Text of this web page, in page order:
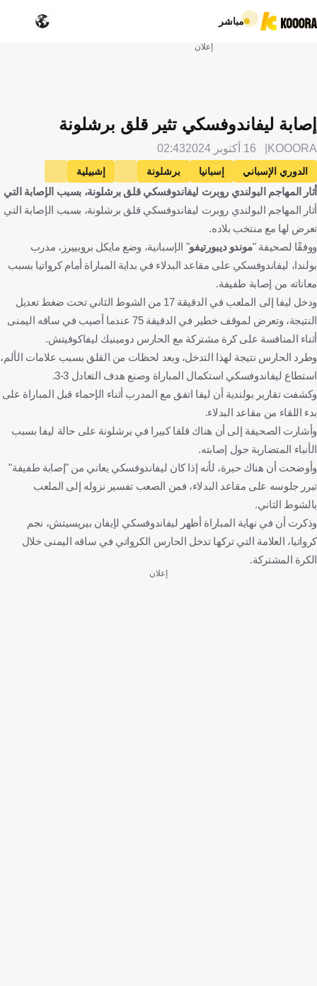
مباشر
إعلان
إصابة ليفاندوفسكي تثير قلق برشلونة
KOOORA 16 أكتوبر 2024 02:43
الدوري الإسباني إسبانيا برشلونة
إشبيلية
بولندا
بولندا كرواتيا
كرواتيا
روبرت ليفاندوفسكي
كرة قدم
أثار المهاجم البولندي روبرت ليفاندوفسكي قلق برشلونة، بسبب الإصابة التي
أثار المهاجم البولندي روبرت ليفاندوفسكي قلق برشلونة، بسبب الإصابة التي
تعرض لها مع منتخب بلاده.
ووفقًا لصحيفة "موندو ديبورتيفو" الإسبانية، وضع مايكل بروبييرز، مدرب
بولندا، ليفاندوفسكي على مقاعد البدلاء في بداية المباراة أمام كرواتيا بسبب
معاناته من إصابة طفيفة.
ودخل ليفا إلى الملعب في الدقيقة 17 من الشوط الثاني تحت ضغط تعديل
النتيجة، وتعرض لموقف خطير في الدقيقة 75 عندما أصيب في ساقه اليمنى
أثناء المنافسة على كرة مشتركة مع الحارس دومينيك ليفاكوفيتش.
وطرد الحارس نتيجة لهذا التدخل، وبعد لحظات من القلق بسبب علامات الألم،
استطاع ليفاندوفسكي استكمال المباراة وصنع هدف التعادل 3-3.
وكشفت تقارير بولندية أن ليفا اتفق مع المدرب أثناء الإحماء قبل المباراة على
بدء اللقاء من مقاعد البدلاء.
وأشارت الصحيفة إلى أن هناك قلقا كبيرا في برشلونة على حالة ليفا بسبب
الأنباء المتضاربة حول إصابته.
وأوضحت أن هناك حيرة، لأنه إذا كان ليفاندوفسكي يعاني من "إصابة طفيفة"
تبرر جلوسه على مقاعد البدلاء، فمن الصعب تفسير نزوله إلى الملعب
بالشوط الثاني.
وذكرت أن في نهاية المباراة أظهر ليفاندوفسكي لإيفان بيريسيتش، نجم
كرواتيا، العلامة التي تركها تدخل الحارس الكرواتي في ساقه اليمنى خلال
الكرة المشتركة.
إعلان